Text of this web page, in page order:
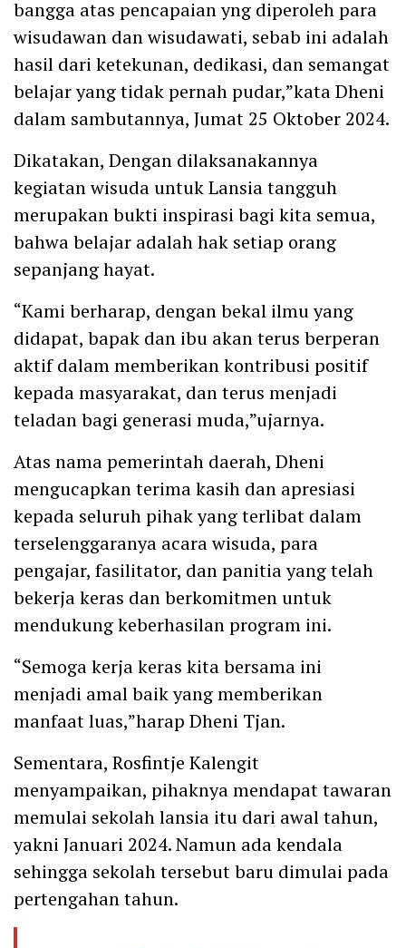
bangga atas pencapaian yng diperoleh para
wisudawan dan wisudawati, sebab ini adalah
hasil dari ketekunan, dedikasi, dan semangat
belajar yang tidak pernah pudar,”kata Dheni
dalam sambutannya, Jumat 25 Oktober 2024.
Dikatakan, Dengan dilaksanakannya
kegiatan wisuda untuk Lansia tangguh
merupakan bukti inspirasi bagi kita semua,
bahwa belajar adalah hak setiap orang
sepanjang hayat.
“Kami berharap, dengan bekal ilmu yang
didapat, bapak dan ibu akan terus berperan
aktif dalam memberikan kontribusi positif
kepada masyarakat, dan terus menjadi
teladan bagi generasi muda,”ujarnya.
Atas nama pemerintah daerah, Dheni
mengucapkan terima kasih dan apresiasi
kepada seluruh pihak yang terlibat dalam
terselenggaranya acara wisuda, para
pengajar, fasilitator, dan panitia yang telah
bekerja keras dan berkomitmen untuk
mendukung keberhasilan program ini.
“Semoga kerja keras kita bersama ini
menjadi amal baik yang memberikan
manfaat luas,”harap Dheni Tjan.
Sementara, Rosfintje Kalengit
menyampaikan, pihaknya mendapat tawaran
memulai sekolah lansia itu dari awal tahun,
yakni Januari 2024. Namun ada kendala
sehingga sekolah tersebut baru dimulai pada
pertengahan tahun.